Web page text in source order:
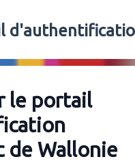
le portail
de Wallonie